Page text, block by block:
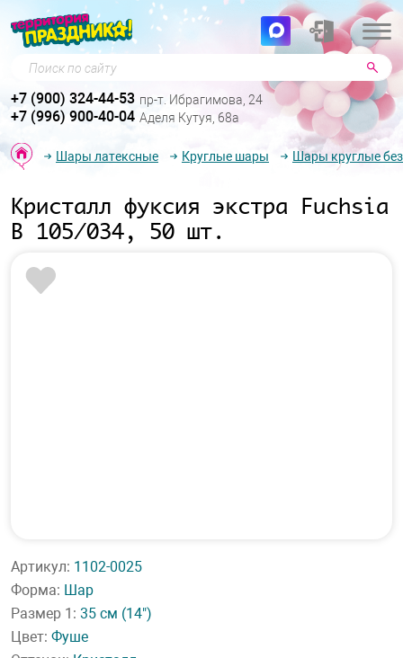
Поиск по сайту
+7 (900) 324-44-53 пр-т. Ибрагимова, 24
+7 (996) 900-40-04 Аделя Кутуя, 68а
Шары латексные Круглые шары Шары круглые
Кристалл фуксия экстра Fuchsia
B 105/034, 50 шт.
Артикул: 1102-0025
Форма: Шар
Размер 1: 35 см (14")
Цвет: Фуше